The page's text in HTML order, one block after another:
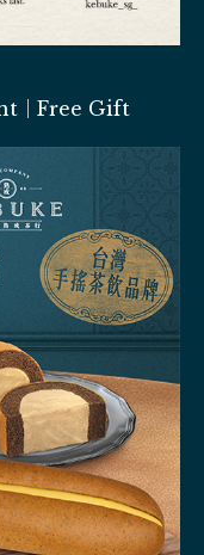
｜Free Gift